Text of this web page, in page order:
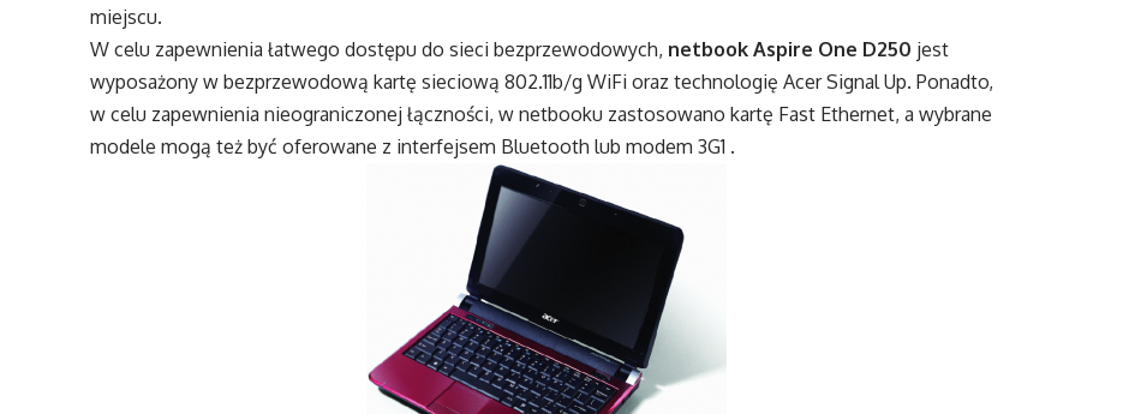
miejscu.
W celu zapewnienia łatwego dostępu do sieci bezprzewodowych, netbook Aspire One D250 jest
wyposażony w bezprzewodową kartę sieciową 802.11b/g WiFi oraz technologię Acer Signal Up. Ponadto,
w celu zapewnienia nieograniczonej łączności, w netbooku zastosowano kartę Fast Ethernet, a wybrane
modele mogą też być oferowane z interfejsem Bluetooth lub modem 3G1 .